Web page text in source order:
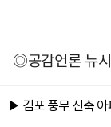
◎공감언론 뉴